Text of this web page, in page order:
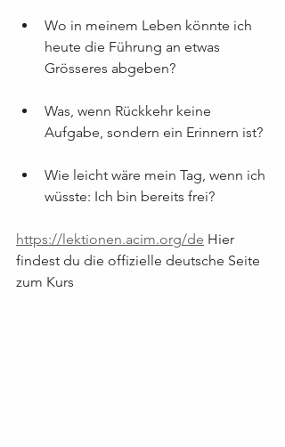
Wo in meinem Leben könnte ich
heute die Führung an etwas
Grösseres abgeben?
Was, wenn Rückkehr keine
Aufgabe, sondern ein Erinnern ist?
Wie leicht wäre mein Tag, wenn ich
wüsste: Ich bin bereits frei?
https://lektionen.acim.org/de Hier
findest du die offizielle deutsche Seite
zum Kurs